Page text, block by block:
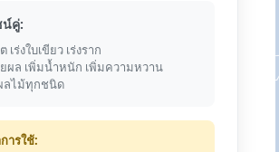
น์คู่:
เร่งใบเขียว เร่งราก
ยผล เพิ่มน้ำหนัก เพิ่มความหวาน
ลไม้ทุกชนิด
ารใช้: